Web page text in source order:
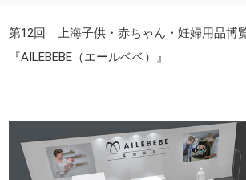
第12回 上海子供・赤ちゃん・妊婦用品博
『AILEBEBE（エールベベ）』